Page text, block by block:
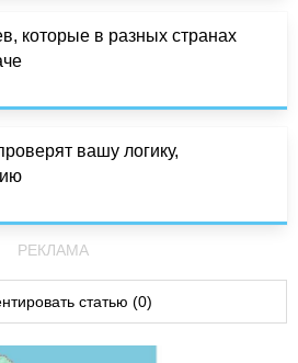
которые в разных странах
вашу логику,
РЕКЛАМА
статью (0)